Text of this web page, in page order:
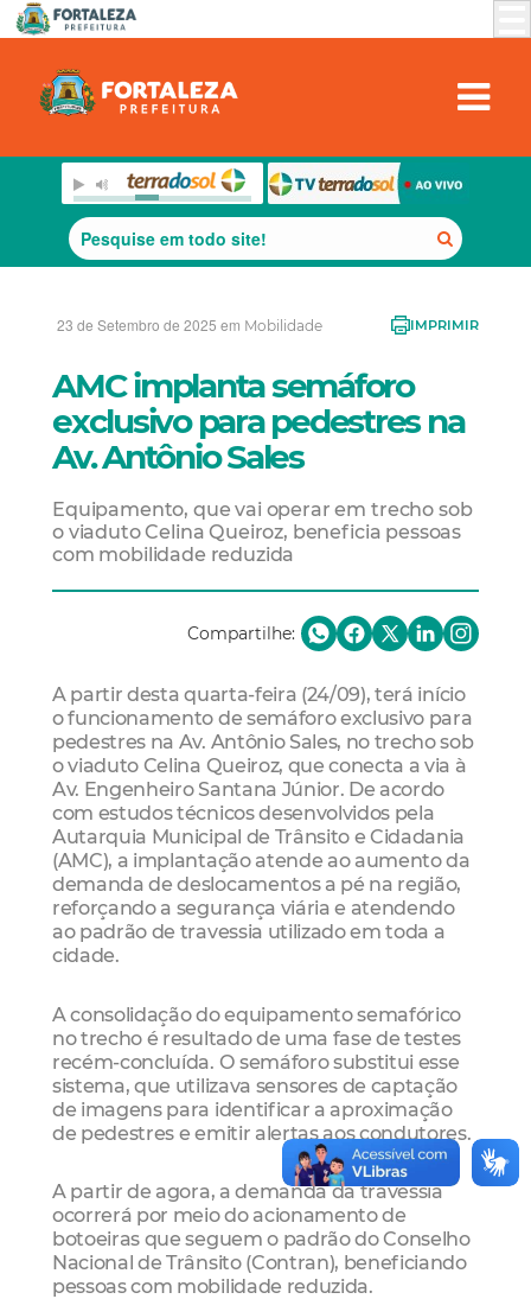
23 de Setembro de 2025 em Mobilidade IMPRIMIR
AMC implanta semáforo
exclusivo para pedestres na
Av. Antônio Sales
Equipamento, que vai operar em trecho sob
o viaduto Celina Queiroz, beneficia pessoas
com mobilidade reduzida
Compartilhe:
A partir desta quarta-feira (24/09), terá início
o funcionamento de semáforo exclusivo para
pedestres na Av. Antônio Sales, no trecho sob
o viaduto Celina Queiroz, que conecta a via à
Av. Engenheiro Santana Júnior. De acordo
com estudos técnicos desenvolvidos pela
Autarquia Municipal de Trânsito e Cidadania
(AMC), a implantação atende ao aumento da
demanda de deslocamentos a pé na região,
reforçando a segurança viária e atendendo
ao padrão de travessia utilizado em toda a
cidade.
A consolidação do equipamento semafórico
no trecho é resultado de uma fase de testes
recém-concluída. O semáforo substitui esse
sistema, que utilizava sensores de captação
de imagens para identificar a aproximação
de pedestres e emitir alertas aos condutores.
A partir de agora, a demanda da travessia
ocorrerá por meio do acionamento de
botoeiras que seguem o padrão do Conselho
Nacional de Trânsito (Contran), beneficiando
pessoas com mobilidade reduzida.